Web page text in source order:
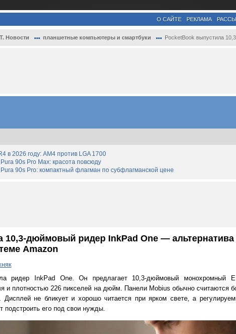
О САЙТЕ РЕКЛАМА
Новости планшетные компьютеры и смартбуки PocketBook выпустила 10,3-дюймовый
в 2026 году: AM4 против LGA 1700
90s Pro Max: красота повсюду
90s Pro: компактный флагман по субфлагманской цене
10,3-дюймовый ридер InkPad One —
Amazon
ридер InkPad One. Он предлагает 10,3-дюймовый монохромный
и плотностью 226 пикселей на дюйм. Панели Mobius обычно считаются
не бликует и хорошо читается при ярком свете, а
подстроить его под свои нужды.